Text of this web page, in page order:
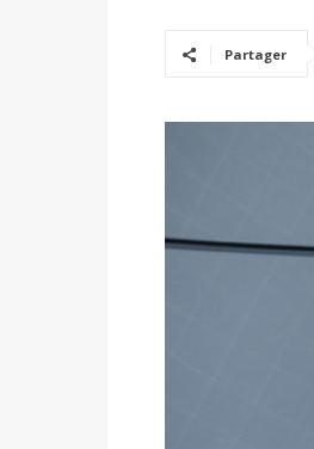
Partager